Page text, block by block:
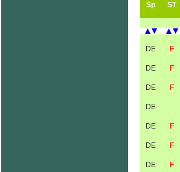
Sp ST
DE F
DE F
DE F
DE
DE F
DE F
DE F